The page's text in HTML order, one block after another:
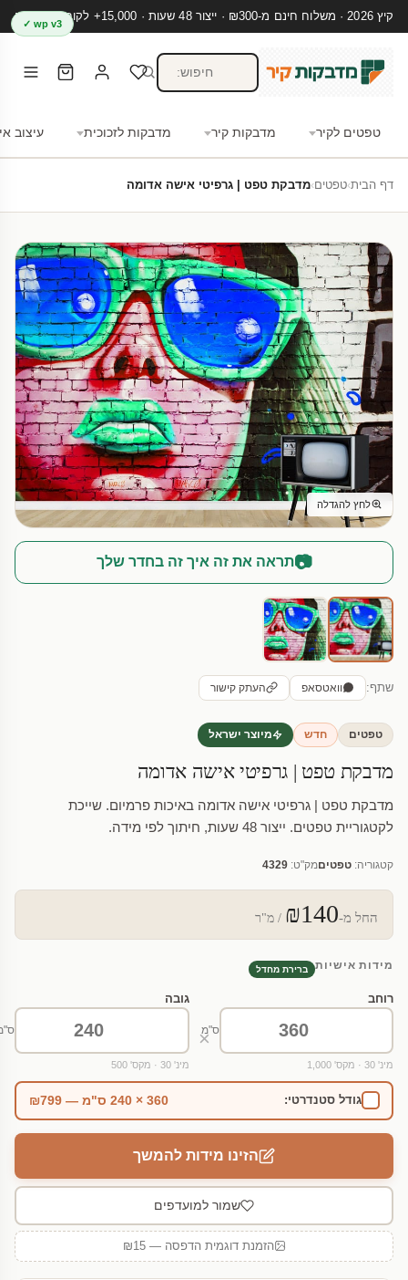
קיץ 2026 · משלוח חינם מ-₪300 · ייצור 48 שעות · 15,000+ לקוחות מרוצים
טפטים לקיר מדבקות קיר מדבקות לזכוכית עיצוב
wp v3 ✓
דף הבית›טפטים›מדבקת טפט | גרפיטי אישה אדומה
לחץ להגדלה
📷תראה את זה איך זה בחדר שלך
שתף: וואטסאפ העתק קישור
טפטים חדש מיוצר ישראל
מדבקת טפט | גרפיטי אישה אדומה
מדבקת טפט | גרפיטי אישה אדומה באיכות פרמיום. שייכת
לקטגוריית טפטים. ייצור 48 שעות, חיתוך לפי מידה.
קטגוריה: טפטיםמק"ט: 4329
החל מ-₪140 / מ"ר
מידות אישיות ברירת מחדל
רוחב
ס"מ
מינ' 30 · מקס' 1,000
×
גובה
מינ' 30 · מקס' 500
גודל סטנדרטי: 360 × 240 ס"מ — ₪799
הזינו מידות להמשך
שמור למועדפים
הזמנת דוגמית הדפסה — ₪15